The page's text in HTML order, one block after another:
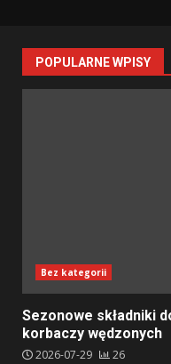
POPULARNE WPISY
Bez kategorii
Sezonowe składniki
korbaczy wędzonych
2026-07-29 26